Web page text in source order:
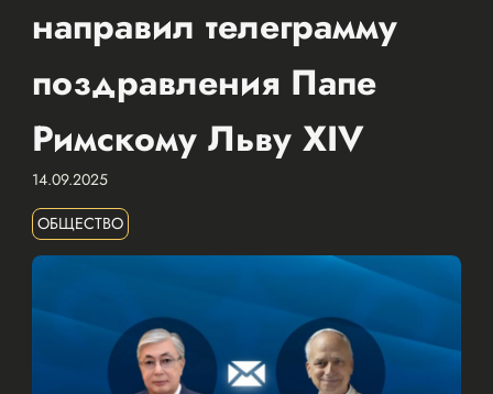
направил телеграмму
поздравления Папе
Римскому Льву XIV
14.09.2025
ОБЩЕСТВО